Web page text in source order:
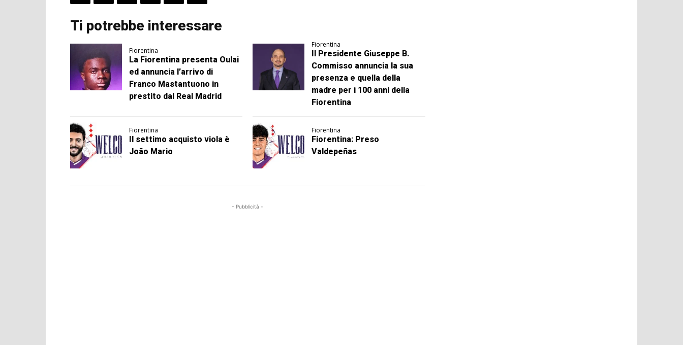
Ti potrebbe interessare
Fiorentina
La Fiorentina presenta Oulai
ed annuncia l’arrivo di
Franco Mastantuono in
prestito dal Real Madrid
Fiorentina
Il Presidente Giuseppe B.
Commisso annuncia la sua
presenza e quella della
madre per i 100 anni della
Fiorentina
Fiorentina
Il settimo acquisto viola è
João Mario
Fiorentina
Fiorentina: Preso
Valdepeñas
- Pubblicità -